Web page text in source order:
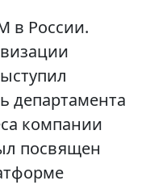
в России.
департамента
компании
посвящен